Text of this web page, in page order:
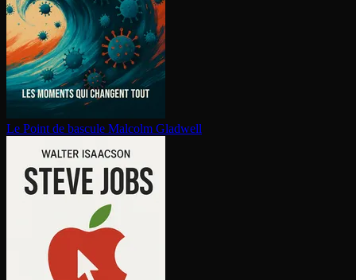
Le Point de bascule Malcolm Gladwell